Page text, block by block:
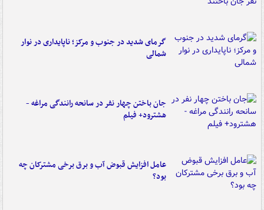
گرمای شدید در جنوب و مرکز؛ ناپایداری در نوار
شمالی
جان باختن چهار نفر در سانحه رانندگی مراغه -
هشترود+ فیلم
عامل افزایش قبوض آب و برق برخی مشترکان چه
بود؟